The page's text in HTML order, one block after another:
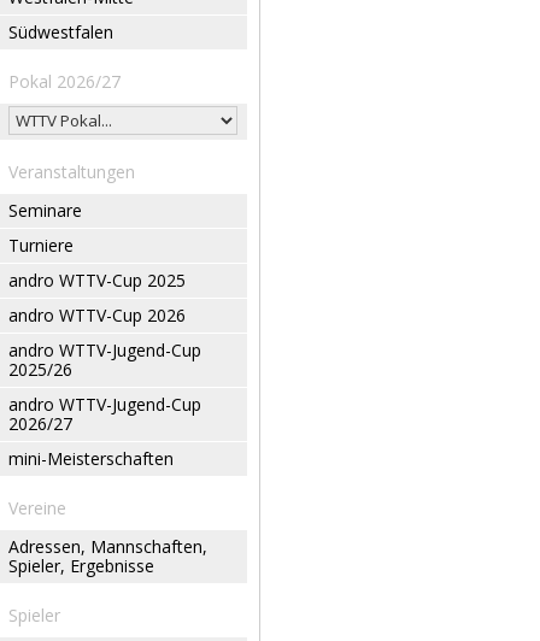
Südwestfalen
Pokal 2026/27
Veranstaltungen
Seminare
Turniere
andro WTTV-Cup 2025
andro WTTV-Cup 2026
andro WTTV-Jugend-Cup
2025/26
andro WTTV-Jugend-Cup
2026/27
mini-Meisterschaften
Vereine
Adressen, Mannschaften,
Spieler, Ergebnisse
Spieler